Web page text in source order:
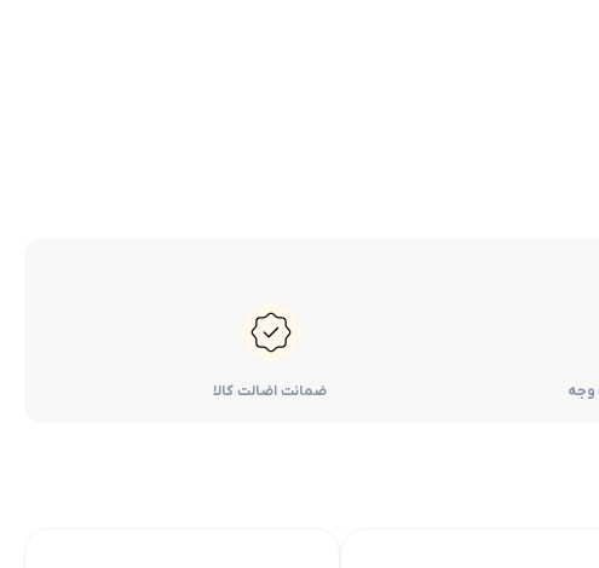
وجه ضمانت اضالت کالا